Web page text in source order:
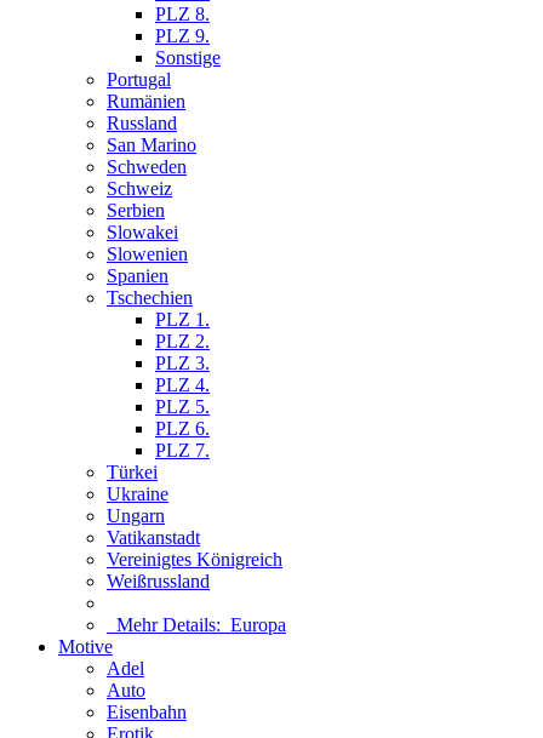
PLZ 8.
PLZ 9.
Sonstige
Portugal
Rumänien
Russland
San Marino
Schweden
Schweiz
Serbien
Slowakei
Slowenien
Spanien
Tschechien
PLZ 1.
PLZ 2.
PLZ 3.
PLZ 4.
PLZ 5.
PLZ 6.
PLZ 7.
Türkei
Ukraine
Ungarn
Vatikanstadt
Vereinigtes Königreich
Weißrussland
Mehr Details: Europa
Motive
Adel
Auto
Eisenbahn
Erotik